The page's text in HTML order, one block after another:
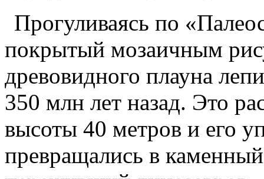
Прогуливаясь по
покрытый мозаичным
древовидного плауна
350 млн лет назад. Это
высоты 40 метров и его
превращались в